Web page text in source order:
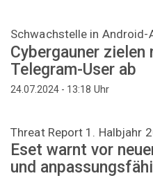
Schwachstelle in Android-
Cybergauner
Telegram-User ab
24.07.2024 - 13:18 Uhr
Threat Report 1. Halbjahr
Eset warnt vor
und